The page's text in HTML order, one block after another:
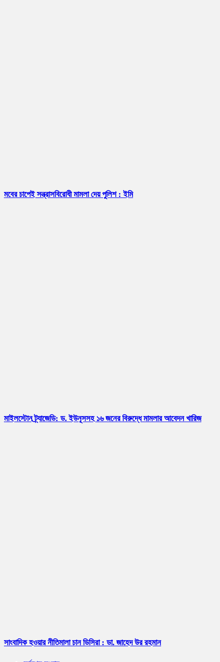
মবের চাপেই সন্ত্রাসবিরোধী মামলা দেয় পুলিশ : ইমি
মাইলস্টোন ট্র্যাজেডি: ড. ইউনূসসহ ১৬ জনের বিরুদ্ধে মামলার আবেদন খারিজ
সাংবাদিক হওয়ার নীতিমালা চান ডিসিরা : ডা. জাহেদ উর রহমান